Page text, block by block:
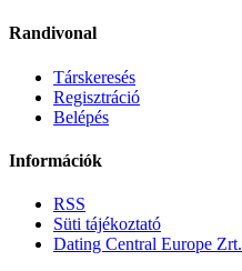
Randivonal
Társkeresés
Regisztráció
Belépés
Információk
RSS
Süti tájékoztató
Dating Central Europe Zrt.